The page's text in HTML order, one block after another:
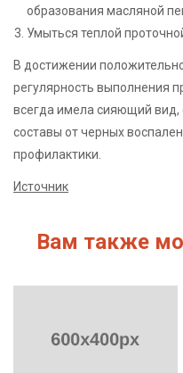
образования масляной
Умыться теплой
В достижении
регулярность выполнения
всегда имела сияющий вид,
составы от черных
профилактики.
Источник
Вам также